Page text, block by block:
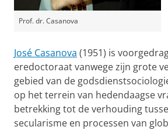
Prof. dr. Casanova
José Casanova (1951) is
eredoctoraat vanwege zijn grote
gebied van de
op het terrein van hedendaagse
betrekking tot de verhouding
secularisme en processen van